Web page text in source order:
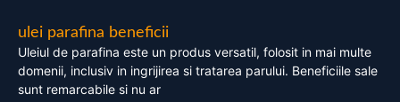
ulei parafina beneficii
Uleiul de parafina este un produs versatil, folosit in mai multe
domenii, inclusiv in ingrijirea si tratarea parului. Beneficiile sale
sunt remarcabile si nu ar